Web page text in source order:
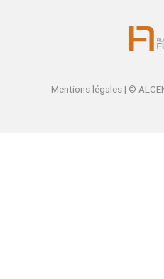
Mentions légales | ©